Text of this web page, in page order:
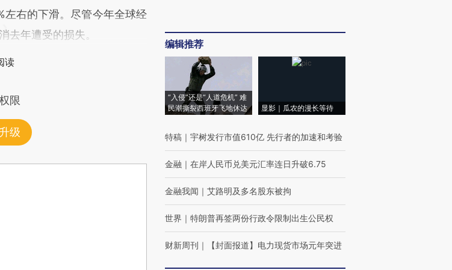
右的下滑。尽管今年全球经
去年遭受的损失。
读
限
级
编辑推荐
“入侵”还是“人道危机” 难
民潮撕裂西班牙飞地休达
显影｜瓜农的漫长等待
特稿 ｜ 宇树发行市值610亿 先行者的加速和考验
金融 ｜ 在岸人民币兑美元汇率连日升破6.75
金融我闻 ｜ 艾路明及多名股东被拘
世界 ｜ 特朗普再签两份行政令限制出生公民权
财新周刊 ｜ 【封面报道】电力现货市场元年突进